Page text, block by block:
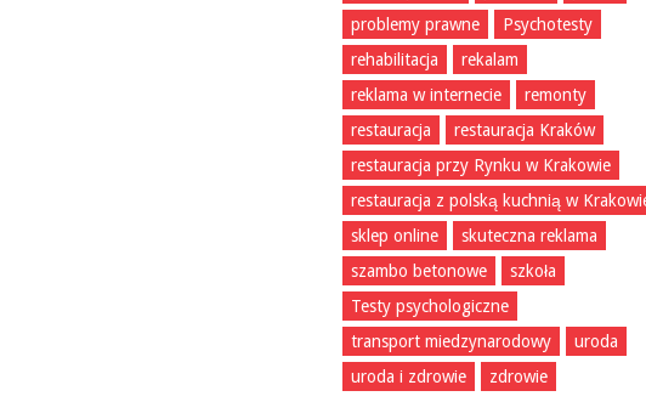
problemy prawne
Psychotesty
rehabilitacja
rekalam
reklama w internecie
remonty
restauracja
restauracja Kraków
restauracja przy Rynku w Krakowie
restauracja z polską kuchnią w
sklep online
skuteczna reklama
szambo betonowe
szkoła
Testy psychologiczne
transport miedzynarodowy
uroda
uroda i zdrowie
zdrowie